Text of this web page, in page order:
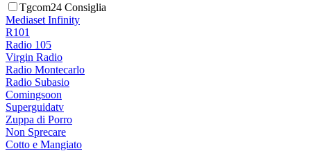
Tgcom24 Consiglia
Mediaset Infinity
R101
Radio 105
Virgin Radio
Radio Montecarlo
Radio Subasio
Comingsoon
Superguidatv
Zuppa di Porro
Non Sprecare
Cotto e Mangiato